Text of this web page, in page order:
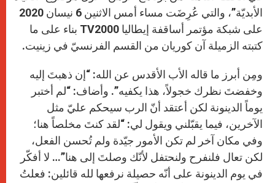
الأبديّة”، والتي عُرِضَت مساء أمس الاثنين 6 نيسان 2020
على شبكة مؤتمر أساقفة إيطاليا TV2000 بناء على ما
كتبته الزميلة آن كوريان من القسم الفرنسيّ في زينيت.
ومِن أبرز ما قاله الأب الأقدس عن الله: “إن ذهبتَ إليه
وخفضتَ نظرك خجولاً، هذا يكفيه”. وأضاف: “لم أختبر
يوماً الدينونة لكن أعتقد أنّ الرب سيحكم عليّ مثل
الآخرين، فيما يقبّلني ويقول لي: “لقد كنتَ مخلصاً هنا؛
وفي مكان آخر لم تكن الأمور جيّدة ولم تُحسن الفعل،
لكن تعال فلنفرح ولنحتفل لأنّك وصلتَ إلى هنا”… لا أفكّر
في يوم الدينونة على أنّه حصيلة نرفعها لله قائلين: فعلتُ